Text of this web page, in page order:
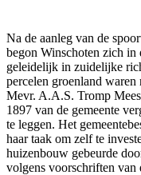
Na de aanleg van de
begon Winschoten zich in
geleidelijk in zuidelijke
percelen groenland
Mevr. A.A.S. Tromp
1897 van de gemeente
te leggen. Het
haar taak om zelf te
huizenbouw gebeurde
volgens voorschriften van